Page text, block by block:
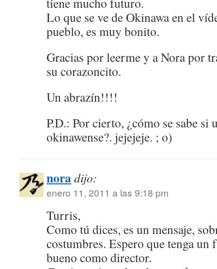
Lo que se ve de Okinawa en el
pueblo, es muy bonito.
Gracias por leerme y a Nora por
su corazoncito.
Un abrazín!!!!
P.D.: Por cierto, ¿cómo se sabe si
okinawense?. jejejeje. ; o)
noradijo:
enero 11, 2011 a las 9:18 pm
Turris,
Como tú dices, es un mensaje,
costumbres. Espero que tenga
bueno como director.